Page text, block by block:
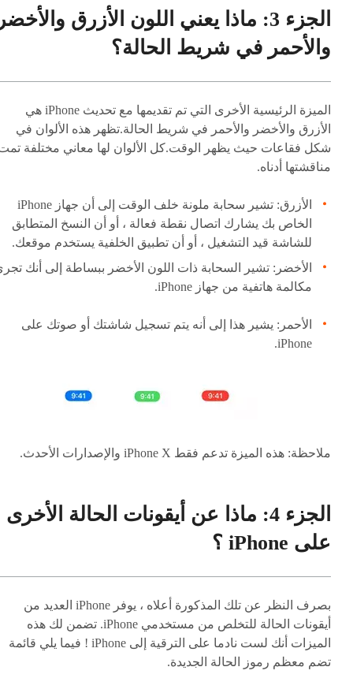
الجزء 3: ماذا يعني اللون الأزرق
والأحمر في شريط الحالة؟
الميزة الرئيسية الأخرى التي تم تقديمها مع تحديث iPhone هي
الأزرق والأخضر والأحمر في شريط الحالة.تظهر هذه الألوان في
شكل فقاعات حيث يظهر الوقت.كل الألوان لها معاني مختلفة
مناقشتها أدناه.
الأزرق: تشير سحابة ملونة خلف الوقت إلى أن جهاز iPhone
الخاص بك يشارك اتصال نقطة فعالة ، أو أن النسخ المتطابق
للشاشة قيد التشغيل ، أو أن تطبيق الخلفية يستخدم موقعك.
الأخضر: تشير السحابة ذات اللون الأخضر ببساطة إلى أنك
مكالمة هاتفية من جهاز iPhone.
الأحمر: يشير هذا إلى أنه يتم تسجيل شاشتك أو صوتك على
iPhone.
ملاحظة: هذه الميزة تدعم فقط iPhone X والإصدارات الأحدث.
الجزء 4: ماذا عن أيقونات الحالة الأخرى
على iPhone ؟
بصرف النظر عن تلك المذكورة أعلاه ، يوفر iPhone العديد من
أيقونات الحالة للتخلص من مستخدمي iPhone. تضمن لك هذه
الميزات أنك لست نادما على الترقية إلى iPhone ! فيما يلي قائمة
تضم معظم رموز الحالة الجديدة.